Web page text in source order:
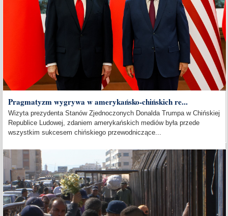
Pragmatyzm wygrywa w amerykańsko-chińskich re...
Wizyta prezydenta Stanów Zjednoczonych Donalda Trumpa w Chińskiej
Republice Ludowej, zdaniem amerykańskich mediów była przede
wszystkim sukcesem chińskiego przewodniczące...